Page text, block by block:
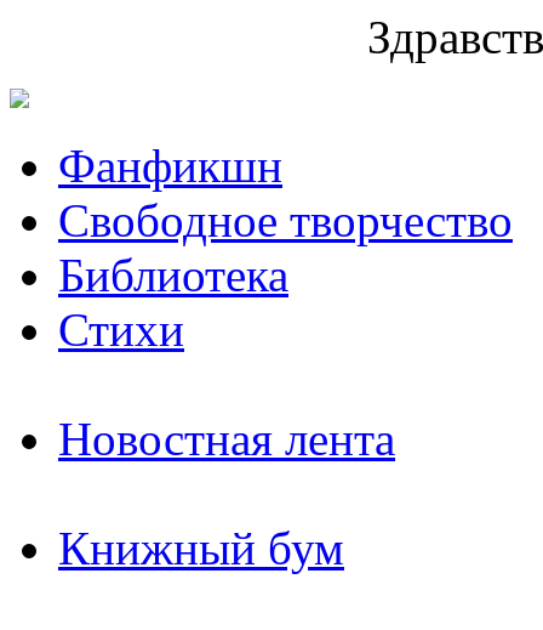
Фанфикшн
Свободное творчество
Библиотека
Стихи
Новостная лента
Книжный бум